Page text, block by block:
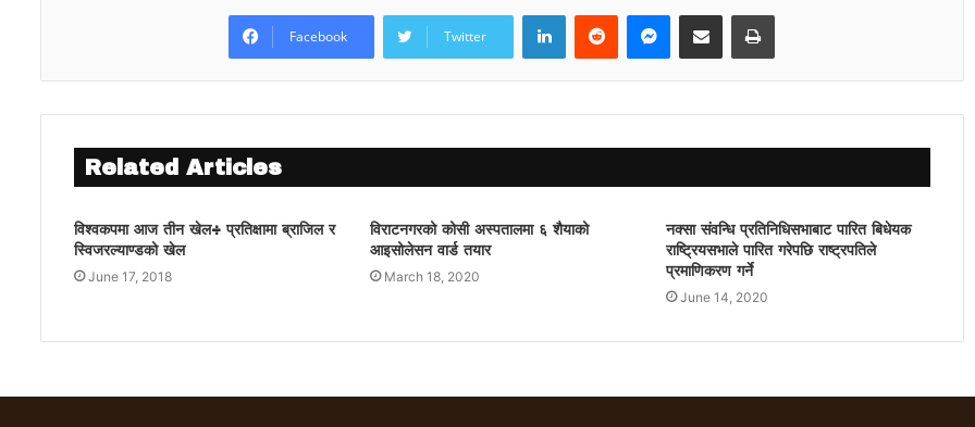
Facebook Twitter
LinkedInReddit Messenger
Share via Email Print
Related Articles
विश्वकपमा आज तीन खेल÷ प्रतिक्षामा ब्राजिल र
स्विजरल्याण्डको खेल
June 17, 2018
विराटनगरको कोसी अस्पतालमा ६ शैयाको
आइसोलेसन वार्ड तयार
March 18, 2020
नक्सा संवन्धि प्रतिनिधिसभाबाट पारित बिधेयक
राष्ट्रियसभाले पारित गरेपछि राष्ट्रपतिले
प्रमाणिकरण गर्ने
June 14, 2020